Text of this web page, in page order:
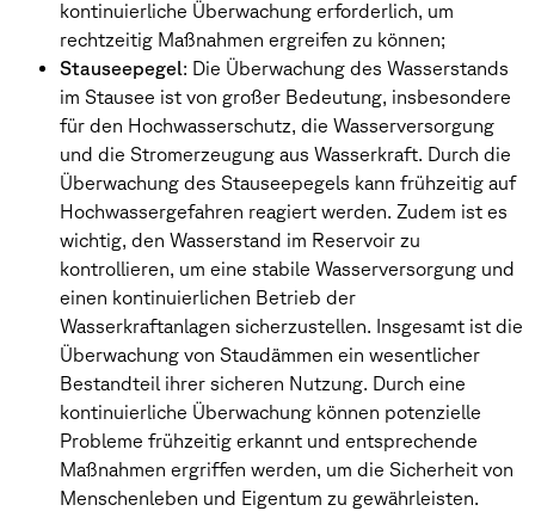
kontinuierliche Überwachung erforderlich, um
rechtzeitig Maßnahmen ergreifen zu können;
Stauseepegel: Die Überwachung des Wasserstands
im Stausee ist von großer Bedeutung, insbesondere
für den Hochwasserschutz, die Wasserversorgung
und die Stromerzeugung aus Wasserkraft. Durch die
Überwachung des Stauseepegels kann frühzeitig auf
Hochwassergefahren reagiert werden. Zudem ist es
wichtig, den Wasserstand im Reservoir zu
kontrollieren, um eine stabile Wasserversorgung und
einen kontinuierlichen Betrieb der
Wasserkraftanlagen sicherzustellen. Insgesamt ist die
Überwachung von Staudämmen ein wesentlicher
Bestandteil ihrer sicheren Nutzung. Durch eine
kontinuierliche Überwachung können potenzielle
Probleme frühzeitig erkannt und entsprechende
Maßnahmen ergriffen werden, um die Sicherheit von
Menschenleben und Eigentum zu gewährleisten.